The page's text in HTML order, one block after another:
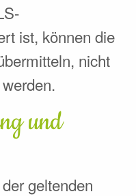
ist, können die
nicht
und
geltenden